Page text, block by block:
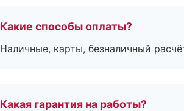
Какие способы оплаты?
Наличные, карты, безналичный
Какая гарантия на работы?